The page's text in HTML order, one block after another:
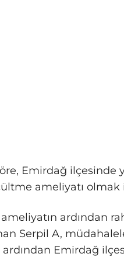
Emirdağ ilçesinde
ameliyatı olmak
ardından
Serpil A,
Emirdağ